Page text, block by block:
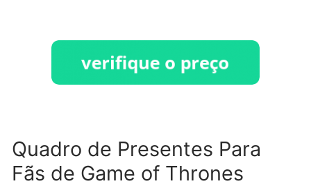
Quadro de Presentes Para
Fãs de Game of Thrones